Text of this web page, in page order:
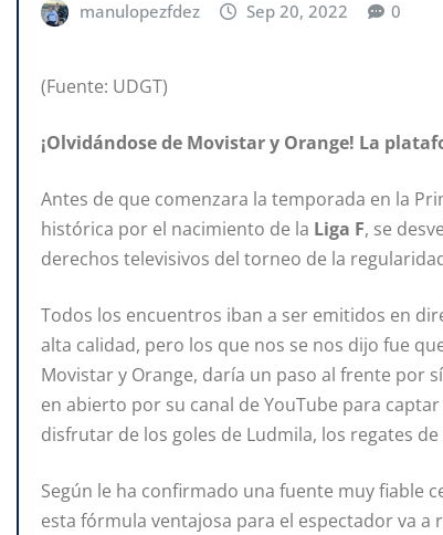
manulopezfdez Sep 20, 2022 0
(Fuente: UDGT)
¡Olvidándose de Movistar y Orange! La
Antes de que comenzara la temporada en la
histórica por el nacimiento de la Liga F, se
derechos televisivos del torneo de la
Todos los encuentros iban a ser emitidos en
alta calidad, pero los que nos se nos dijo fue
Movistar y Orange, daría un paso al frente por
en abierto por su canal de YouTube para
disfrutar de los goles de Ludmila, los regates
Según le ha confirmado una fuente muy fiable
esta fórmula ventajosa para el espectador va